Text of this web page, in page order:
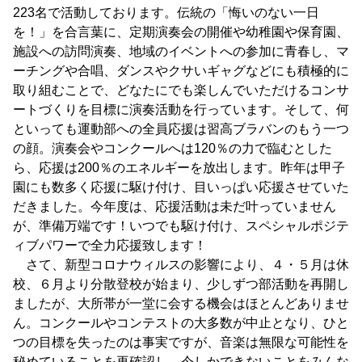
223名で活動しております。伝統の「悔いのない一日
を！」を合言葉に、定期演奏会の開催や幼稚園や保育園、
施設への訪問演奏、地域のイベントへの参加に青春し、マ
ーチングや合唱、ダンスやクサいギャグなどにも積極的に
取り組むことで、どなたにでも楽しんでいただけるコンサ
ートづくりを目標に演奏活動を行っています。そして、何
といっても運動部への全員応援は習高ブラバンのもう一つ
の顔。演奏会やコンクールへは120％の力で臨むとした
ら、応援は200％のエネルギーを放出します。昨年は甲子
園にも数多く応援に駆け付け、目いっぱい応援させていた
だきました。今年度は、応援活動は未だ叶っていません
が、準備万端です！いつでも駆け付け、スペシャルポジテ
ィブパワーで全力応援致します！
さて、新型コロナウィルスの影響により、４・５月は休
校、６月より分散登校が始まり、少しずつ部活動を再開し
ましたが、大所帯が一堂に会する機会はほとんどありませ
ん。コンクールやコンテストの大多数が中止となり、ひと
つの目標を失ったのは事実ですが、音楽は無限な可能性を